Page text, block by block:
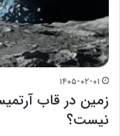
۱۴۰۵-۰۲-۰۱
زمین در قاب
نیست؟